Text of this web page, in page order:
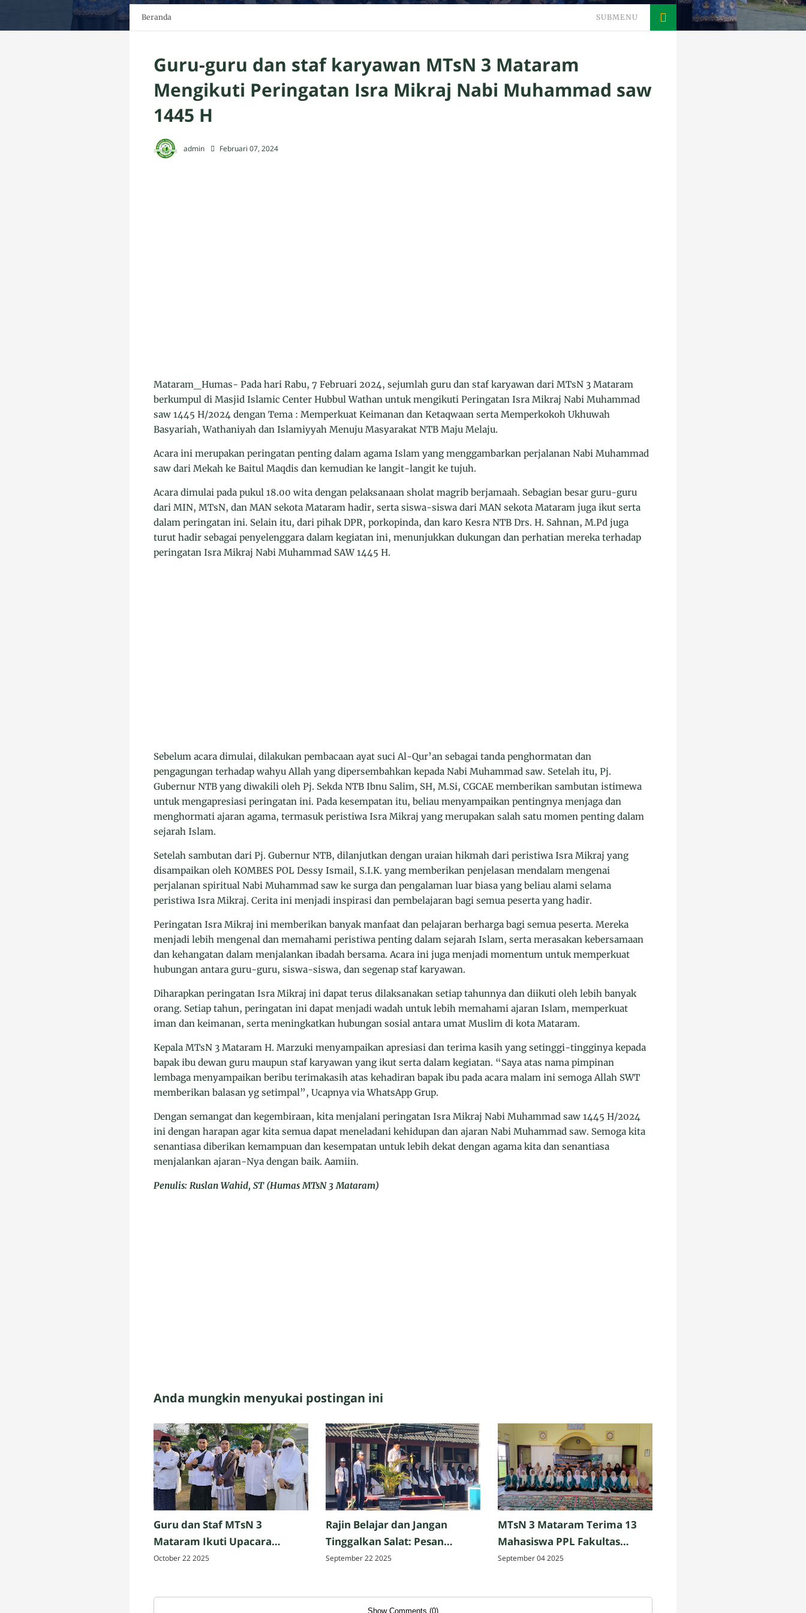
Beranda SUBMENU
Guru-guru dan staf karyawan MTsN 3 Mataram
Mengikuti Peringatan Isra Mikraj Nabi Muhammad saw
1445 H
admin Februari 07, 2024
Mataram_Humas- Pada hari Rabu, 7 Februari 2024, sejumlah guru dan staf karyawan dari MTsN 3 Mataram
berkumpul di Masjid Islamic Center Hubbul Wathan untuk mengikuti Peringatan Isra Mikraj Nabi Muhammad
saw 1445 H/2024 dengan Tema : Memperkuat Keimanan dan Ketaqwaan serta Memperkokoh Ukhuwah
Basyariah, Wathaniyah dan Islamiyyah Menuju Masyarakat NTB Maju Melaju.
Acara ini merupakan peringatan penting dalam agama Islam yang menggambarkan perjalanan Nabi Muhammad
saw dari Mekah ke Baitul Maqdis dan kemudian ke langit-langit ke tujuh.
Acara dimulai pada pukul 18.00 wita dengan pelaksanaan sholat magrib berjamaah. Sebagian besar guru-guru
dari MIN, MTsN, dan MAN sekota Mataram hadir, serta siswa-siswa dari MAN sekota Mataram juga ikut serta
dalam peringatan ini. Selain itu, dari pihak DPR, porkopinda, dan karo Kesra NTB Drs. H. Sahnan, M.Pd juga
turut hadir sebagai penyelenggara dalam kegiatan ini, menunjukkan dukungan dan perhatian mereka terhadap
peringatan Isra Mikraj Nabi Muhammad SAW 1445 H.
Sebelum acara dimulai, dilakukan pembacaan ayat suci Al-Qur’an sebagai tanda penghormatan dan
pengagungan terhadap wahyu Allah yang dipersembahkan kepada Nabi Muhammad saw. Setelah itu, Pj.
Gubernur NTB yang diwakili oleh Pj. Sekda NTB Ibnu Salim, SH, M.Si, CGCAE memberikan sambutan istimewa
untuk mengapresiasi peringatan ini. Pada kesempatan itu, beliau menyampaikan pentingnya menjaga dan
menghormati ajaran agama, termasuk peristiwa Isra Mikraj yang merupakan salah satu momen penting dalam
sejarah Islam.
Setelah sambutan dari Pj. Gubernur NTB, dilanjutkan dengan uraian hikmah dari peristiwa Isra Mikraj yang
disampaikan oleh KOMBES POL Dessy Ismail, S.I.K. yang memberikan penjelasan mendalam mengenai
perjalanan spiritual Nabi Muhammad saw ke surga dan pengalaman luar biasa yang beliau alami selama
peristiwa Isra Mikraj. Cerita ini menjadi inspirasi dan pembelajaran bagi semua peserta yang hadir.
Peringatan Isra Mikraj ini memberikan banyak manfaat dan pelajaran berharga bagi semua peserta. Mereka
menjadi lebih mengenal dan memahami peristiwa penting dalam sejarah Islam, serta merasakan kebersamaan
dan kehangatan dalam menjalankan ibadah bersama. Acara ini juga menjadi momentum untuk memperkuat
hubungan antara guru-guru, siswa-siswa, dan segenap staf karyawan.
Diharapkan peringatan Isra Mikraj ini dapat terus dilaksanakan setiap tahunnya dan diikuti oleh lebih banyak
orang. Setiap tahun, peringatan ini dapat menjadi wadah untuk lebih memahami ajaran Islam, memperkuat
iman dan keimanan, serta meningkatkan hubungan sosial antara umat Muslim di kota Mataram.
Kepala MTsN 3 Mataram H. Marzuki menyampaikan apresiasi dan terima kasih yang setinggi-tingginya kepada
bapak ibu dewan guru maupun staf karyawan yang ikut serta dalam kegiatan. “Saya atas nama pimpinan
lembaga menyampaikan beribu terimakasih atas kehadiran bapak ibu pada acara malam ini semoga Allah SWT
memberikan balasan yg setimpal”, Ucapnya via WhatsApp Grup.
Dengan semangat dan kegembiraan, kita menjalani peringatan Isra Mikraj Nabi Muhammad saw 1445 H/2024
ini dengan harapan agar kita semua dapat meneladani kehidupan dan ajaran Nabi Muhammad saw. Semoga kita
senantiasa diberikan kemampuan dan kesempatan untuk lebih dekat dengan agama kita dan senantiasa
menjalankan ajaran-Nya dengan baik. Aamiin.
Penulis: Ruslan Wahid, ST (Humas MTsN 3 Mataram)
Anda mungkin menyukai postingan ini
Guru dan Staf MTsN 3
Mataram Ikuti Upacara
Peringatan Hari Santri
October 22 2025
Rajin Belajar dan Jangan
Tinggalkan Salat: Pesan
Perpisahan Hazmi Hakim,
September 22 2025
MTsN 3 Mataram Terima 13
Mahasiswa PPL Fakultas
Tarbiyah dan Keguruan UIN
September 04 2025
Show Comments (0)